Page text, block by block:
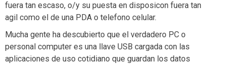
fuera tan escaso, o/y su puesta en disposicon fuera tan
agil como el de una PDA o telefono celular.
Mucha gente ha descubierto que el verdadero PC o
personal computer es una llave USB cargada con las
aplicaciones de uso cotidiano que guardan los datos